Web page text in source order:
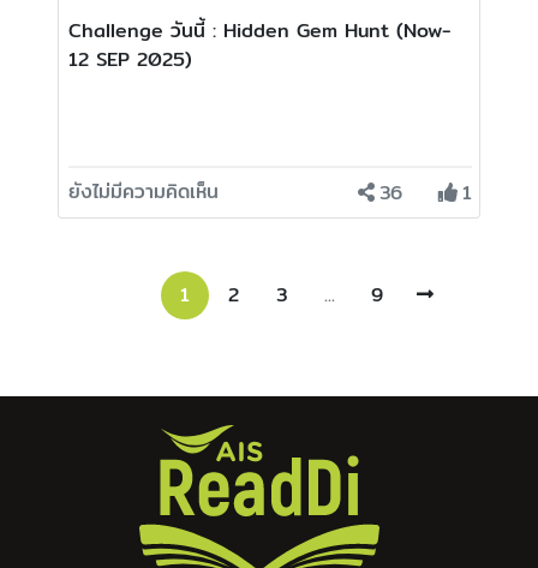
Challenge วันนี้ : Hidden Gem Hunt (Now-
12 SEP 2025)
ยังไม่มีความคิดเห็น 36 1
1 2 3 ... 9